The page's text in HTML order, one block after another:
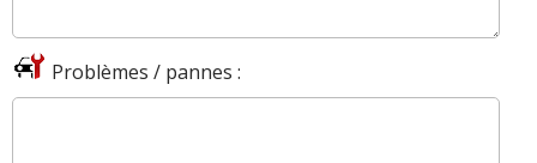
Problèmes / pannes :